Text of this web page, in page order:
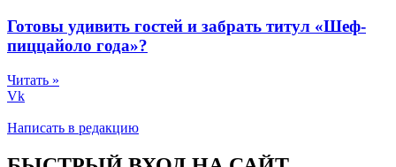
Готовы удивить гостей и забрать титул «Шеф-
пиццайоло года»?
Читать »
Vk
Написать в редакцию